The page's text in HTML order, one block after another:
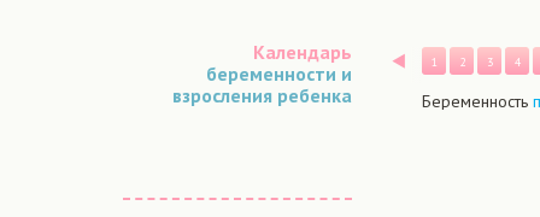
Календарь
беременности и
взросления ребенка
Назад
1 2 3 4
Беременность